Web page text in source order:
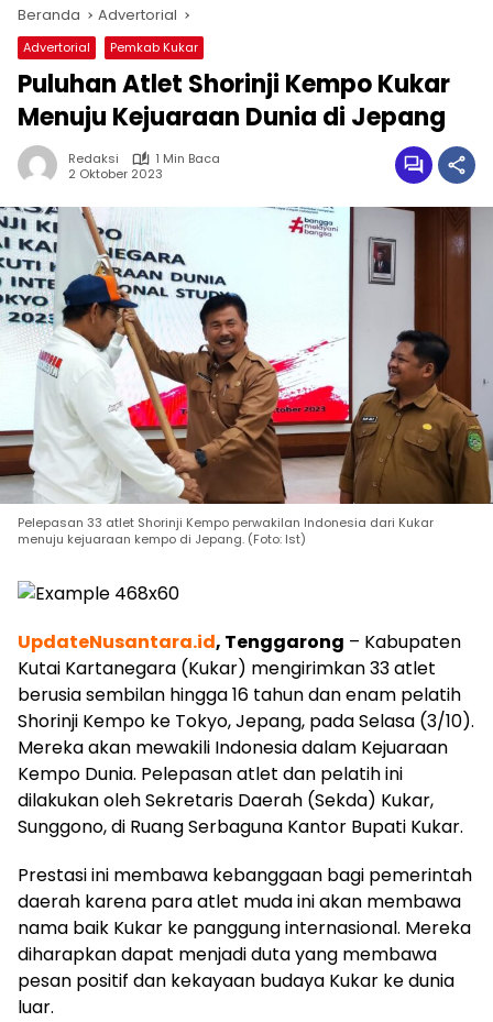
Beranda Advertorial
Advertorial Pemkab Kukar
Puluhan Atlet Shorinji Kempo Kukar
Menuju Kejuaraan Dunia di Jepang
Redaksi
1 Min Baca
2 Oktober 2023
Pelepasan 33 atlet Shorinji Kempo perwakilan Indonesia dari Kukar
menuju kejuaraan kempo di Jepang. (Foto: Ist)
UpdateNusantara.id, Tenggarong – Kabupaten
Kutai Kartanegara (Kukar) mengirimkan 33 atlet
berusia sembilan hingga 16 tahun dan enam pelatih
Shorinji Kempo ke Tokyo, Jepang, pada Selasa (3/10).
Mereka akan mewakili Indonesia dalam Kejuaraan
Kempo Dunia. Pelepasan atlet dan pelatih ini
dilakukan oleh Sekretaris Daerah (Sekda) Kukar,
Sunggono, di Ruang Serbaguna Kantor Bupati Kukar.
Prestasi ini membawa kebanggaan bagi pemerintah
daerah karena para atlet muda ini akan membawa
nama baik Kukar ke panggung internasional. Mereka
diharapkan dapat menjadi duta yang membawa
pesan positif dan kekayaan budaya Kukar ke dunia
luar.